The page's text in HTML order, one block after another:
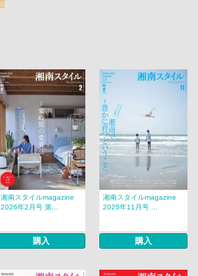
湘南スタイルmagazine
2026年2月号 第...
購入
湘南スタイルmagazine
2025年11月号 ...
購入